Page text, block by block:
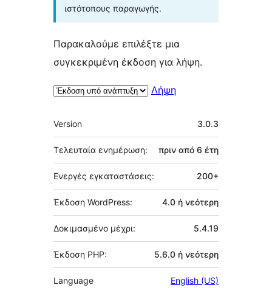
ιστότοπους παραγωγής.
Παρακαλούμε επιλέξτε μια
συγκεκριμένη έκδοση για λήψη.
Λήψη
Μεταστοιχεία
Version 3.0.3
Τελευταία ενημέρωση: πριν από 6 έτη
Ενεργές εγκαταστάσεις: 200+
Έκδοση WordPress: 4.0 ή νεότερη
Δοκιμασμένο μέχρι: 5.4.19
Έκδοση PHP: 5.6.0 ή νεότερη
Language English (US)